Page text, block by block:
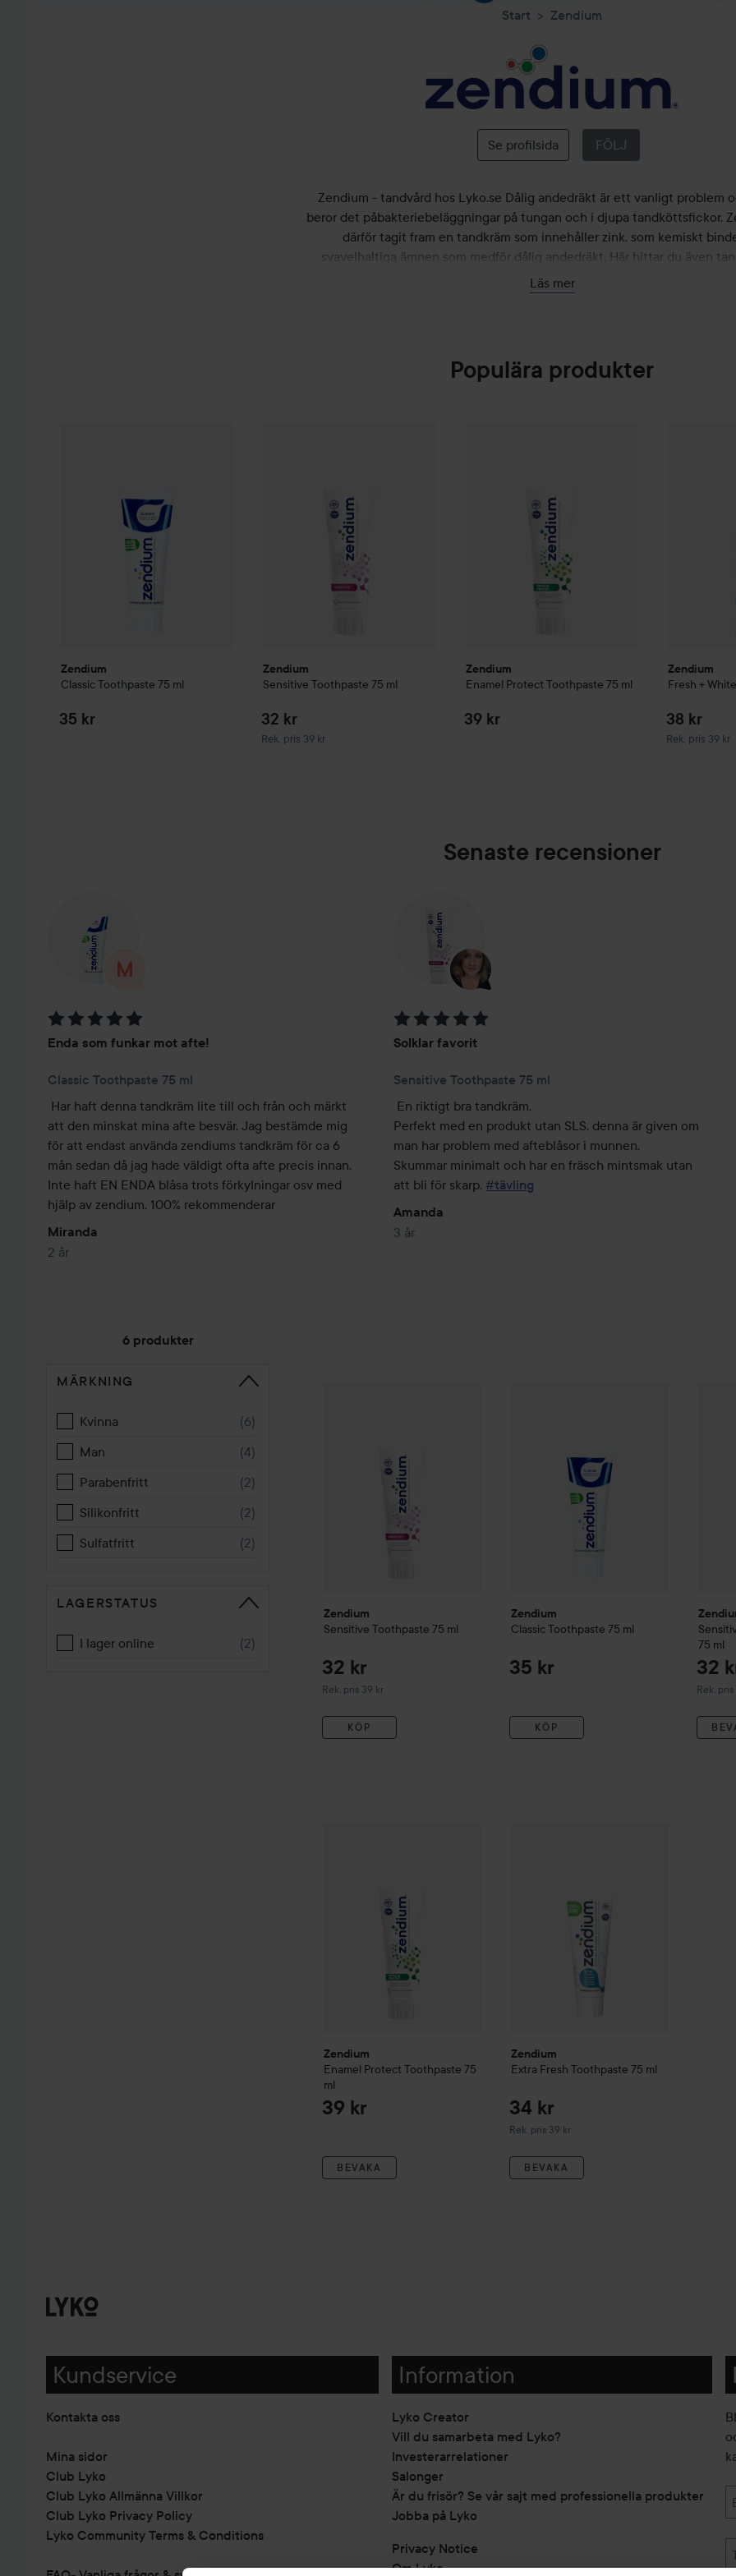
Start Zendium
Zendium
Se profilsida FÖLJ
Zendium - tandvård hos Lyko.se Dålig andedräkt är ett vanligt problem
beror det påbakteriebeläggningar på tungan och i djupa tandköttsfickor.
därför tagit fram en tandkräm som innehåller zink, som kemiskt
svavelhaltiga ämnen som medför dålig andedräkt. Här hittar du även
anpassade för barn.
Läs mer
Populära produkter
Zendium
Classic Toothpaste 75 ml
35 kr
Zendium
Sensitive Toothpaste 75 ml
32 kr
Rek. pris 39 kr
Rekommenderat pris 39 kr
Zendium
Enamel Protect Toothpaste 75 ml
39 kr
Zendium
Fresh +
38 kr
Rek. pris 39 kr
Senaste recensioner
Betyg: 5 av 5
Enda som funkar mot afte!
Classic Toothpaste 75 ml
Har haft denna tandkräm lite till och från och märkt
att den minskat mina afte besvär. Jag bestämde mig
för att endast använda zendiums tandkräm för ca 6
mån sedan då jag hade väldigt ofta afte precis innan.
Inte haft EN ENDA blåsa trots förkylningar osv med
hjälp av zendium. 100% rekommenderar
Miranda
2 år
Betyg: 5 av 5
Solklar favorit
Sensitive Toothpaste 75 ml
En riktigt bra tandkräm.
Perfekt med en produkt utan SLS, denna är given om
man har problem med afteblåsor i munnen.
Skummar minimalt och har en fräsch mintsmak utan
att bli för skarp. #tävling
Amanda
3 år
6 produkter
HOPPA TILL SORTERA
MÄRKNING
Kvinna (6)
Man
(4)
Parabenfritt
(2)
Silikonfritt
(2)
Sulfatfritt
(2)
LAGERSTATUS
I lager online (2)
Zendium
Sensitive Toothpaste 75 ml
32 kr
Rek. pris 39 kr
Rekommenderat pris 39 kr
KÖP
Zendium
Classic Toothpaste 75 ml
35 kr
KÖP
75 ml
32
Rek.
Zendium
Enamel Protect Toothpaste 75
ml
39 kr
BEVAKA
Zendium
Extra Fresh Toothpaste 75 ml
34 kr
Rek. pris 39 kr
Rekommenderat pris 39 kr
BEVAKA
Kundservice
Kontakta oss
Mina sidor
Club Lyko
Club Lyko Allmänna Villkor
Club Lyko Privacy Policy
Lyko Community Terms & Conditions
Information
Lyko Creator
Vill du samarbeta med Lyko?
Investerarrelationer
Salonger
Är du frisör? Se vår sajt med professionella produkter
Jobba på Lyko
Privacy Notice
Om Lyko